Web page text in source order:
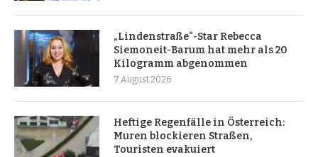
„Lindenstraße“-Star Rebecca
Siemoneit-Barum hat mehr als 20
Kilogramm abgenommen
7 August 2026
Heftige Regenfälle in Österreich:
Muren blockieren Straßen,
Touristen evakuiert